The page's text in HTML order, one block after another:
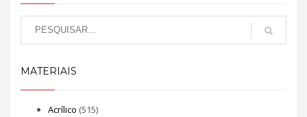
MATERIAIS
Acrílico (515)